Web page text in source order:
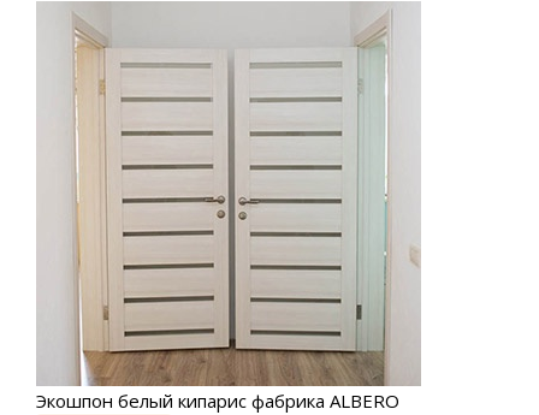
Экошпон белый кипарис фабрика ALBERO